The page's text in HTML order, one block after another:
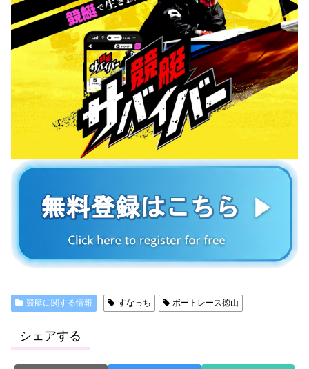
競艇に関する情報 すなっち ボートレース徳山
シェアする